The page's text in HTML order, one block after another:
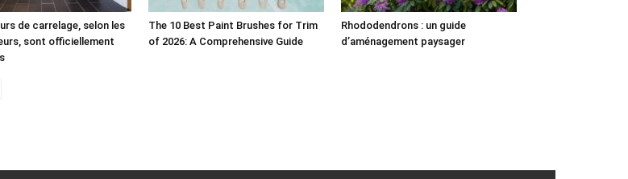
de carrelage, selon les
sont officiellement
The 10 Best Paint Brushes for Trim
of 2026: A Comprehensive Guide
Rhododendrons : un guide
d’aménagement paysager